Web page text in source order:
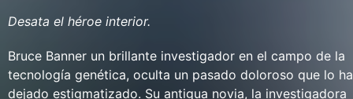
Desata el héroe interior.
Bruce Banner un brillante investigador en el campo de la
tecnología genética, oculta un pasado doloroso que lo ha
dejado estigmatizado. Su antigua novia, la investigadora